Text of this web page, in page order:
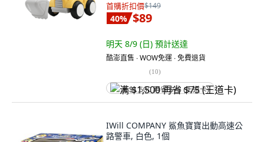
首購折扣價$149
40% $89
明天 8/9 (日) 預計送達
酷澎直售 ∙ WOW免運 ∙ 免費退貨
(10)
满 $1,500 再省 $75 (王道卡)
IWill COMPANY 鯊魚寶寶出動高速公
路警車, 白色, 1個